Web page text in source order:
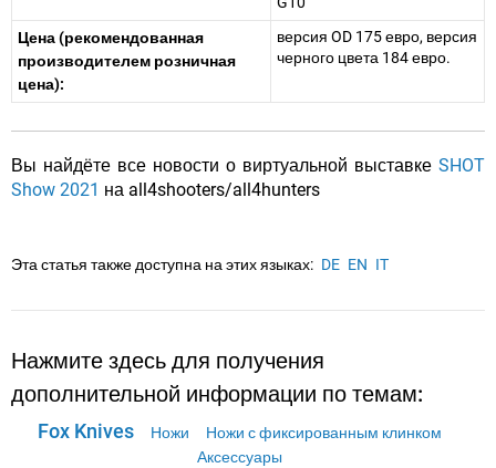
Цена (рекомендованная
производителем розничная
цена):
версия OD 175 евро, версия
черного цвета 184 евро.
Вы найдёте все новости о виртуальной выставке SHOT
Show 2021 на all4shooters/all4hunters
Эта статья также доступна на этих языках: DE EN IT
Нажмите здесь для получения
дополнительной информации по темам:
Fox Knives Ножи
Ножи с фиксированным клинком
Аксессуары